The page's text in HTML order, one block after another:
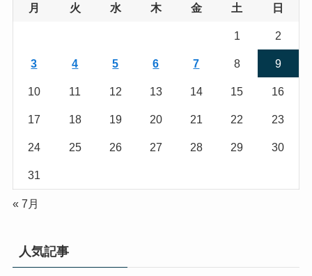
月 火 水 木 金 土 日
1 2
3 4 5 6 7 8 9
10 11 12 13 14 15 16
17 18 19 20 21 22 23
24 25 26 27 28 29 30
31
« 7月
人気記事